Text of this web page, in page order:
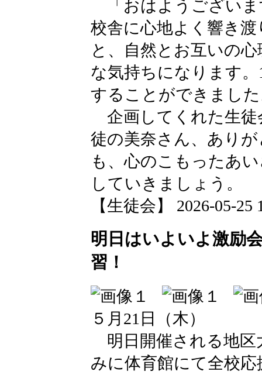
「おはようございま
校舎に心地よく響き
と、自然とお互いの
な気持ちになります
することができまし
企画してくれた生徒
徒の美奈さん、あり
も、心のこもったあ
していきましょう。
【生徒会】 2026-05-25
明日はいよいよ激励
習！
５月21日（木）
明日開催される地区
みに体育館にて全校